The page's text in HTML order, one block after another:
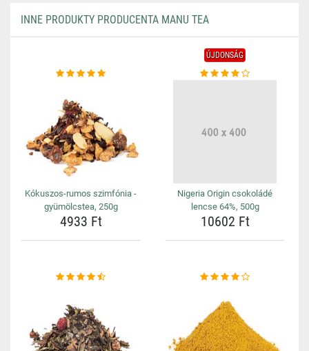
INNE PRODUKTY PRODUCENTA MANU TEA
Kókuszos-rumos szimfónia -
gyümölcstea, 250g
4933 Ft
ÚJDONSÁG
Nigeria Origin csokoládé
lencse 64%, 500g
10602 Ft